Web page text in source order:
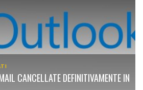
CANCELLATE DEFINITIVAMENTE IN